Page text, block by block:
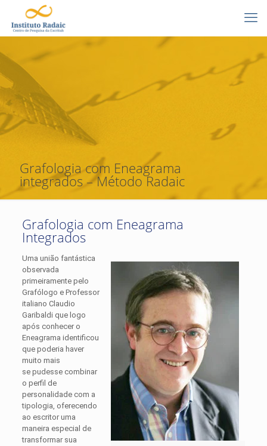
Grafologia com Eneagrama
integrados – Método Radaic
Grafologia com Eneagrama
Integrados
Uma união fantástica
observada
primeiramente pelo
Grafólogo e Professor
italiano Claudio
Garibaldi que logo
após conhecer o
Eneagrama identificou
que poderia haver
muito mais
se pudesse combinar
o perfil de
personalidade com a
tipologia, oferecendo
ao escritor uma
maneira especial de
transformar sua